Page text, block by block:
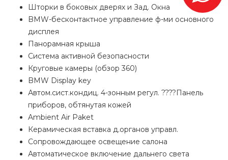
Шторки в боковых дверях и Зад. Окна
BMW-бесконтактное управление ф-ми основного
дисплея
Панорамная крыша
Система активной безопасности
Круговые камеры (обзор 360)
BMW Display key
Автом.сист.кондиц. 4-зонным регул. ????Панель
приборов, обтянутая кожей
Ambient Air Paket
Керамическая вставка д.органов управл.
Сопровождающее освещение салона
Автоматическое включение дальнего света